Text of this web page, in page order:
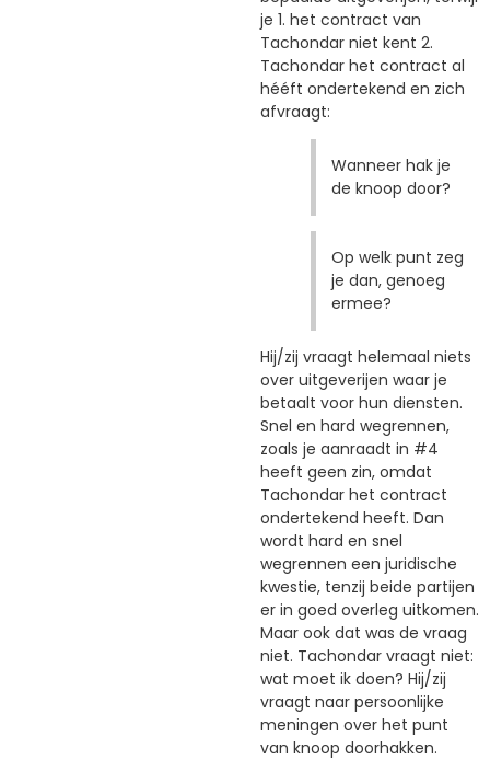
je 1. het contract van
Tachondar niet kent 2.
Tachondar het contract al
hééft ondertekend en zich
afvraagt:
Wanneer hak je
de knoop door?
Op welk punt zeg
je dan, genoeg
ermee?
Hij/zij vraagt helemaal niets
over uitgeverijen waar je
betaalt voor hun diensten.
Snel en hard wegrennen,
zoals je aanraadt in #4
heeft geen zin, omdat
Tachondar het contract
ondertekend heeft. Dan
wordt hard en snel
wegrennen een juridische
kwestie, tenzij beide partijen
er in goed overleg uitkomen.
Maar ook dat was de vraag
niet. Tachondar vraagt niet:
wat moet ik doen? Hij/zij
vraagt naar persoonlijke
meningen over het punt
van knoop doorhakken.